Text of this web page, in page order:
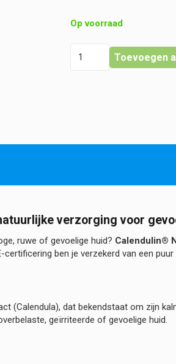
Op voorraad
Toevoegen
verzorging voor
ruwe of gevoelige huid? Calendulin®
ben je verzekerd van een
(Calendula), dat bekendstaat om zijn
geïrriteerde of gevoelige huid.